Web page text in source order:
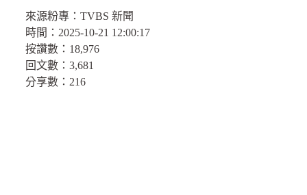
來源粉專： TVBS 新聞
時間： 2025-10-21 12:00:17
按讚數： 18,976
回文數： 3,681
分享數： 216